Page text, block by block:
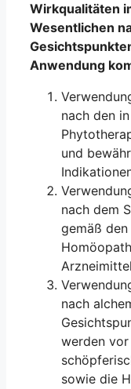
Wirkqualitäten
Wesentlichen
Anwendung
nach den
und
nach dem
gemäß
nach
werden
sowie die